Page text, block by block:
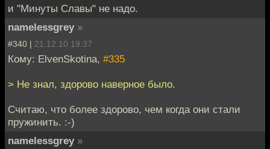
и "Минуты Славы" не надо.
namelessgrey »
#340 | 21.12.10 19:37
Кому: ElvenSkotina, #335
> Не знал, здорово наверное было.
Считаю, что более здорово, чем когда они стали
пружинить. :-)
namelessgrey »